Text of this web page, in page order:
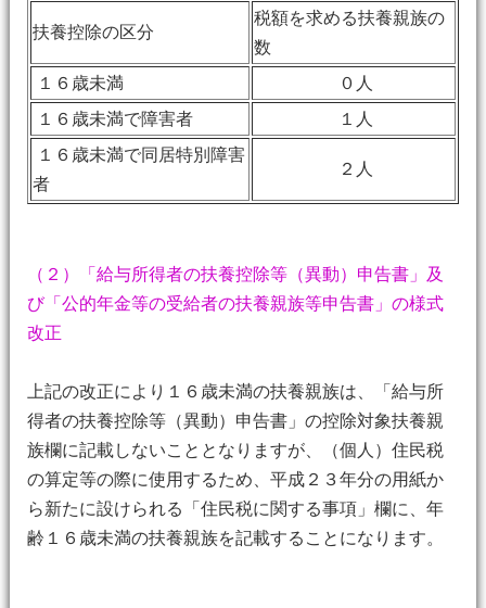
扶養控除の区分
税額を求める扶養親族の
数
１６歳未満
０人
１６歳未満で障害者
１人
１６歳未満で同居特別障害
者
２人
（２）「給与所得者の扶養控除等（異動）申告書」及
び「公的年金等の受給者の扶養親族等申告書」の様式
改正
上記の改正により１６歳未満の扶養親族は、「給与所
得者の扶養控除等（異動）申告書」の控除対象扶養親
族欄に記載しないこととなりますが、（個人）住民税
の算定等の際に使用するため、平成２３年分の用紙か
ら新たに設けられる「住民税に関する事項」欄に、年
齢１６歳未満の扶養親族を記載することになります。